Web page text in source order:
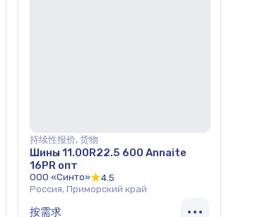
持续性报价, 货物
Шины 11.00R22.5 600 Annaite
16PR опт
ООО «Синто»
4.5
Россия, Приморский край
按需求